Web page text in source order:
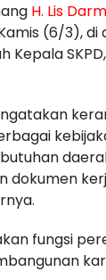
H. Lis
(6/3), di
Kepala
dokumen
fungsi